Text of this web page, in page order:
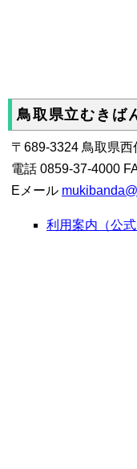
鳥取県立むきば
〒689-3324 鳥取県
電話 0859-37-4000
Eメール
利用案内（公